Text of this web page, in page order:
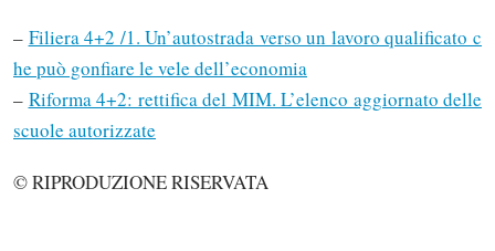
– Filiera 4+2 /1. Un’autostrada verso un lavoro qualificato c
he può gonfiare le vele dell’economia
– Riforma 4+2: rettifica del MIM. L’elenco aggiornato delle
scuole autorizzate
© RIPRODUZIONE RISERVATA